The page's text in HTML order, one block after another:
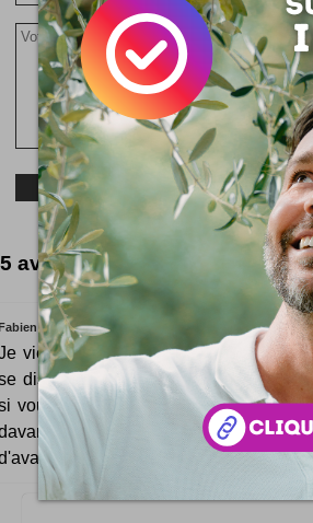
5 avis inspirés
BRANC
viens de découvrir un site sur des
disent "Leader français de
vous connaissez bien cette société
sur eux ? Leur site est
;-)